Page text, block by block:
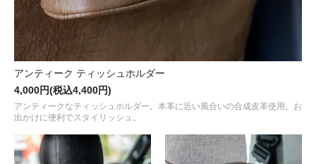
アンティーク ティッシュホルダー
4,000円(税込4,400円)
アンティークなティッシュホルダー。本革に近い風合いの合成皮革使用。お
出かけに便利でスタイリッシュ。